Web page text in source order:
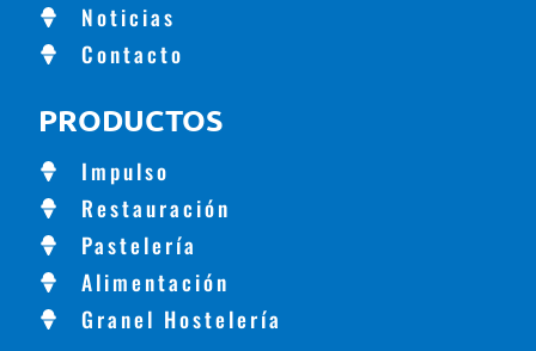
Noticias
Contacto
PRODUCTOS
Impulso
Restauración
Pastelería
Alimentación
Granel Hostelería